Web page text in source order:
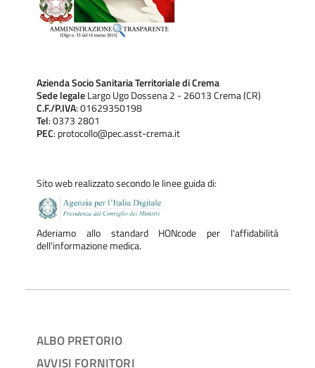
Azienda Socio Sanitaria Territoriale di Crema
Sede legaleLargo Ugo Dossena 2 - 26013 Crema (CR)
C.F./P.IVA: 01629350198
Tel: 0373 2801
PEC: protocollo@pec.asst-crema.it
Sito web realizzato secondo le linee guida di:
Aderiamo allo standard HONcode per l'affidabilità
dell'informazione medica.
ALBO PRETORIO
AVVISI FORNITORI